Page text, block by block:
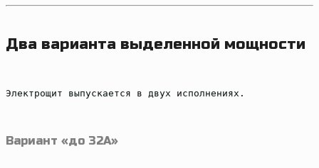
Два варианта выделенной мощности
Электрощит выпускается в двух исполнениях.
Вариант «до 32А»